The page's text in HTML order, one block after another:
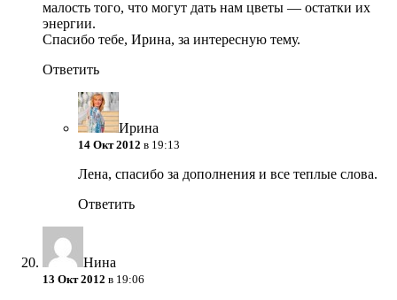
малость того, что могут дать нам цветы — остатки их
энергии.
Спасибо тебе, Ирина, за интересную тему.
Ответить
Ирина
14 Окт 2012 в 19:13
Лена, спасибо за дополнения и все теплые слова.
Ответить
Нина
13 Окт 2012 в 19:06